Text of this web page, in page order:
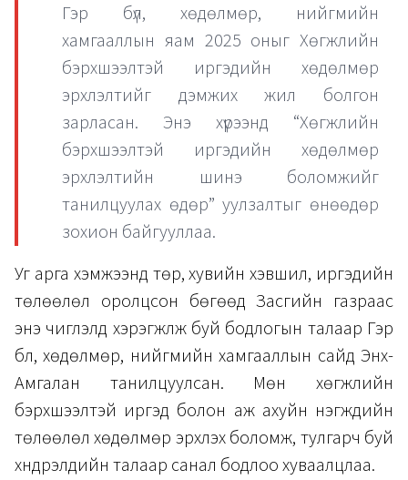
Гэр бүл, хөдөлмөр, нийгмийн
хамгааллын яам 2025 оныг Хөгжлийн
бэрхшээлтэй иргэдийн хөдөлмөр
эрхлэлтийг дэмжих жил болгон
зарласан. Энэ хүрээнд “Хөгжлийн
бэрхшээлтэй иргэдийн хөдөлмөр
эрхлэлтийн шинэ боломжийг
танилцуулах өдөр” уулзалтыг өнөөдөр
зохион байгууллаа.
Уг арга хэмжээнд төр, хувийн хэвшил, иргэдийн
төлөөлөл оролцсон бөгөөд Засгийн газраас
энэ чиглэлд хэрэгжүүлж буй бодлогын талаар Гэр
бүл, хөдөлмөр, нийгмийн хамгааллын сайд Энх-
Амгалан танилцуулсан. Мөн хөгжлийн
бэрхшээлтэй иргэд болон аж ахуйн нэгжүүдийн
төлөөлөл хөдөлмөр эрхлэх боломж, тулгарч буй
хүндрэлүүдийн талаар санал бодлоо хуваалцлаа.